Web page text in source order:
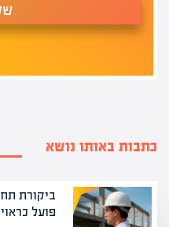
כתבות באותו נושא
ביקורת
פועל